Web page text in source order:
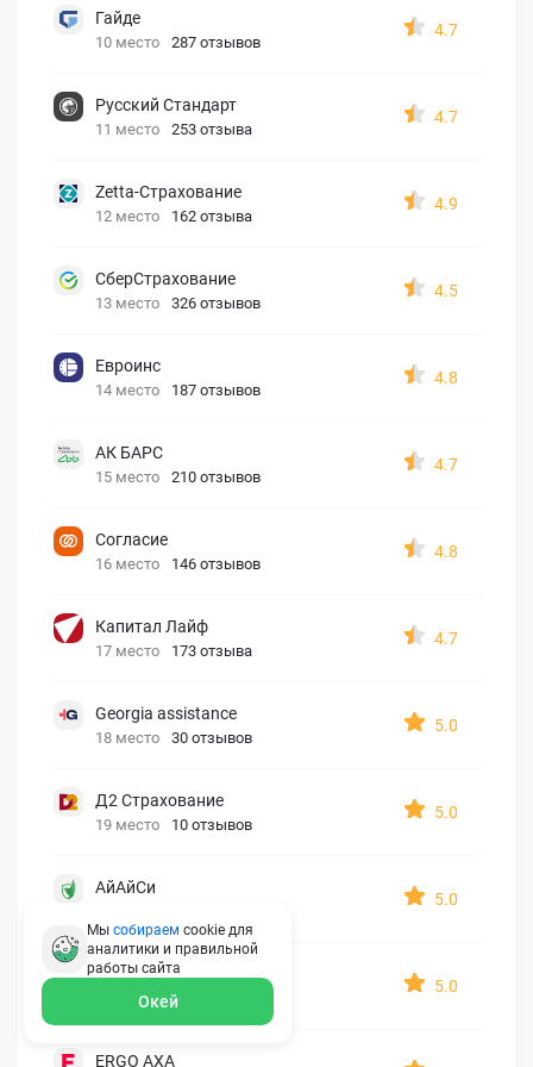
Гайде
10 место 287 отзывов
4.7
Русский Стандарт
11 место 253 отзыва
4.7
Zetta-Страхование
12 место 162 отзыва
4.9
СберСтрахование
13 место 326 отзывов
4.5
Евроинс
14 место 187 отзывов
4.8
АК БАРС
15 место 210 отзывов
4.7
Согласие
16 место 146 отзывов
4.8
Капитал Лайф
17 место 173 отзыва
4.7
Georgia assistance
18 место 30 отзывов
5.0
Д2 Страхование
19 место 10 отзывов
5.0
АйАйСи
5.0
OxySport
21 место 6 отзывов
5.0
ERGO AXA
Мы собираем cookie для
аналитики и правильной
работы сайта
Окей